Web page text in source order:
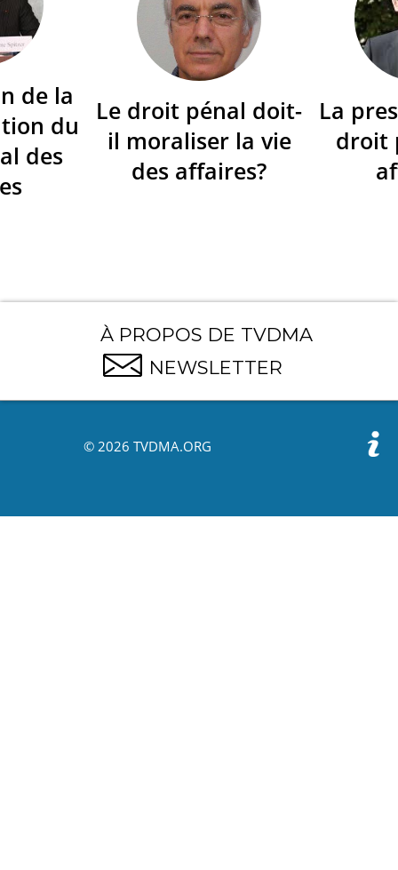
de la
du
des
Le droit pénal doit-
il moraliser la vie
des affaires?
La
droit
À PROPOS DE TVDMA
NEWSLETTER
© 2026 TVDMA.ORG